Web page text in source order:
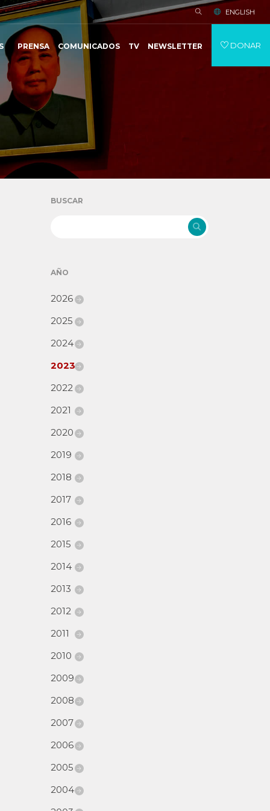
ENGLISH
PRENSA COMUNICADOS TV NEWSLETTER DONAR
BUSCAR
AÑO
2026
2025
2024
2023
2022
2021
2020
2019
2018
2017
2016
2015
2014
2013
2012
2011
2010
2009
2008
2007
2006
2005
2004